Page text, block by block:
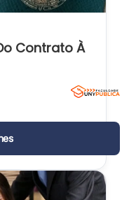
Contrato À